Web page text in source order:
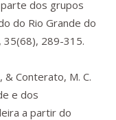
dos grupos
do Rio Grande do
, 35(68), 289-315.
& Conterato, M. C.
e dos
a partir do